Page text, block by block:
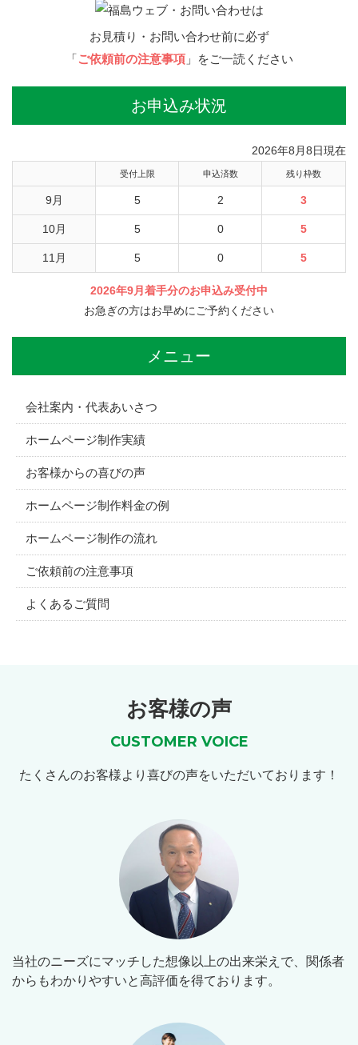
お見積り・お問い合わせ前に必ず
「ご依頼前の注意事項」をご一読ください
お申込み状況
2026年8月8日現在
受付上限 申込済数 残り枠数
9月 5 2 3
10月 5 0 5
11月 5 0 5
2026年9月着手分のお申込み受付中
お急ぎの方はお早めにご予約ください
メニュー
会社案内・代表あいさつ
ホームページ制作実績
お客様からの喜びの声
ホームページ制作料金の例
ホームページ制作の流れ
ご依頼前の注意事項
よくあるご質問
お客様の声
CUSTOMER VOICE
たくさんのお客様より喜びの声をいただいております！
当社のニーズにマッチした想像以上の出来栄えで、関係者
からもわかりやすいと高評価を得ております。